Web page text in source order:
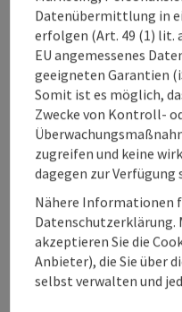
Seite zurück 1
Häufig
zur
Datenübermittlung in
erfolgen (Art. 49 (1) lit.
EU angemessenes
geeigneten Garantien
Somit ist es möglich,
Zwecke von Kontroll-
zugreifen und keine
dagegen zur Verfügung
Nähere Informationen
akzeptieren Sie die
Anbieter), die Sie über
selbst verwalten und